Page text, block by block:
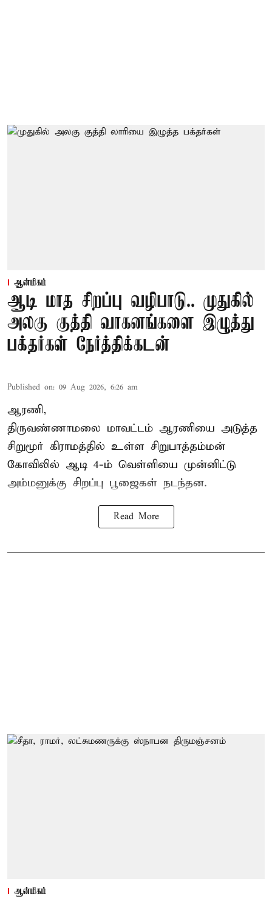
ஆன்மிகம்
ஆடி மாத சிறப்பு வழிபாடு.. முதுகில்
அலகு குத்தி வாகனங்களை இழுத்து
பக்தர்கள் நேர்த்திக்கடன்
Published on: 09 Aug 2026, 6:26 am
ஆரணி,
திருவண்ணாமலை மாவட்டம் ஆரணியை அடுத்த
சிறுமூர் கிராமத்தில் உள்ள சிறுபாத்தம்மன்
கோவிலில் ஆடி 4-ம் வெள்ளியை முன்னிட்டு
அம்மனுக்கு சிறப்பு பூஜைகள் நடந்தன.
Read More
ஆன்மிகம்